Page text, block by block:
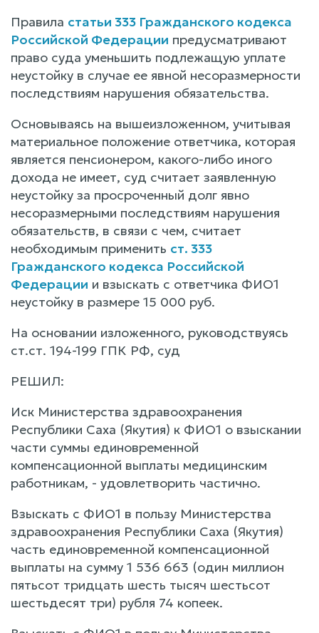
Правила статьи 333 Гражданского кодекса
Российской Федерации предусматривают
право суда уменьшить подлежащую уплате
неустойку в случае ее явной несоразмерности
последствиям нарушения обязательства.
Основываясь на вышеизложенном, учитывая
материальное положение ответчика, которая
является пенсионером, какого-либо иного
дохода не имеет, суд считает заявленную
неустойку за просроченный долг явно
несоразмерными последствиям нарушения
обязательств, в связи с чем, считает
необходимым применить ст. 333
Гражданского кодекса Российской
Федерации и взыскать с ответчика ФИО1
неустойку в размере 15 000 руб.
На основании изложенного, руководствуясь
ст.ст. 194-199 ГПК РФ, суд
РЕШИЛ:
Иск Министерства здравоохранения
Республики Саха (Якутия) к ФИО1 о взыскании
части суммы единовременной
компенсационной выплаты медицинским
работникам, - удовлетворить частично.
Взыскать с ФИО1 в пользу Министерства
здравоохранения Республики Саха (Якутия)
часть единовременной компенсационной
выплаты на сумму 1 536 663 (один миллион
пятьсот тридцать шесть тысяч шестьсот
шестьдесят три) рубля 74 копеек.